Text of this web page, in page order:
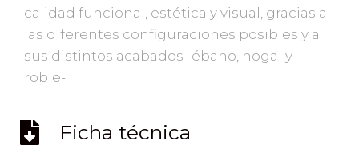
calidad funcional, estética y visual, gracias a
las diferentes configuraciones posibles y a
sus distintos acabados -ébano, nogal y
roble-.
Ficha técnica